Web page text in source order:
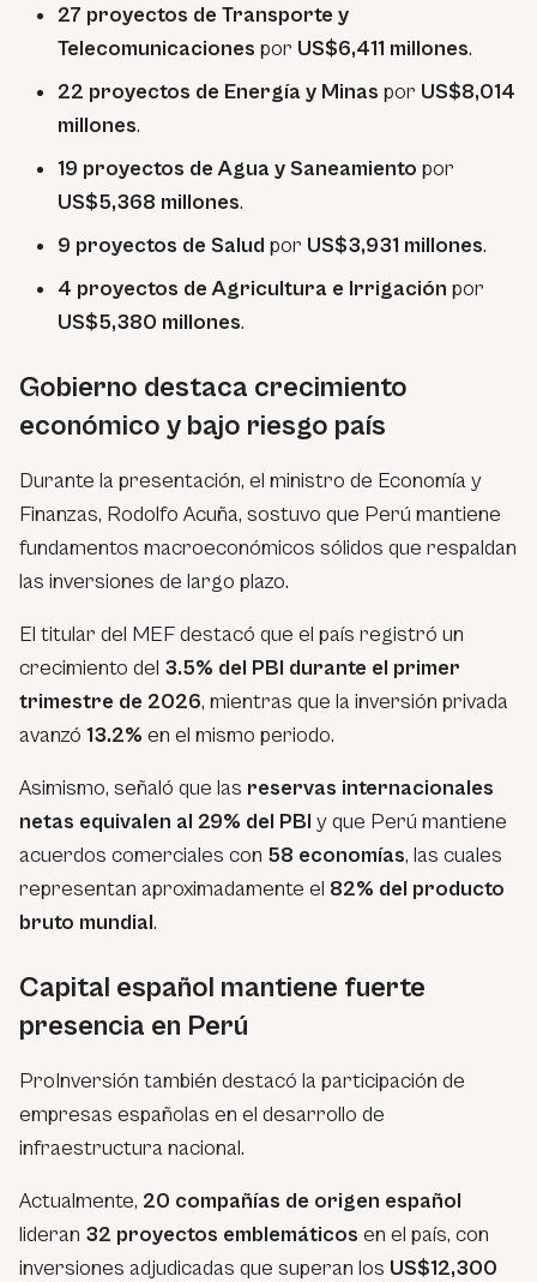
27 proyectos de Transporte y
Telecomunicaciones por US$6,411 millones.
22 proyectos de Energía y Minas por US$8,014
millones.
19 proyectos de Agua y Saneamiento por
US$5,368 millones.
9 proyectos de Salud por US$3,931 millones.
4 proyectos de Agricultura e Irrigación por
US$5,380 millones.
Gobierno destaca crecimiento
económico y bajo riesgo país
Durante la presentación, el ministro de Economía y
Finanzas, Rodolfo Acuña, sostuvo que Perú mantiene
fundamentos macroeconómicos sólidos que respaldan
las inversiones de largo plazo.
El titular del MEF destacó que el país registró un
crecimiento del 3.5% del PBI durante el primer
trimestre de 2026, mientras que la inversión privada
avanzó 13.2% en el mismo periodo.
Asimismo, señaló que las reservas internacionales
netas equivalen al 29% del PBI y que Perú mantiene
acuerdos comerciales con 58 economías, las cuales
representan aproximadamente el 82% del producto
bruto mundial.
Capital español mantiene fuerte
presencia en Perú
ProInversión también destacó la participación de
empresas españolas en el desarrollo de
infraestructura nacional.
Actualmente, 20 compañías de origen español
lideran 32 proyectos emblemáticos en el país, con
inversiones adjudicadas que superan los US$12,300